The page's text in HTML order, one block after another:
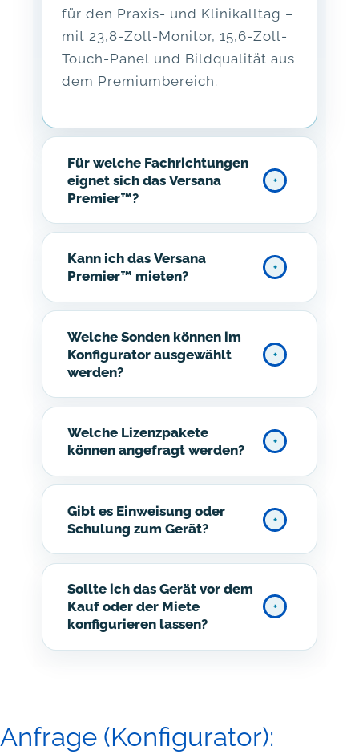
für den Praxis- und Klinikalltag –
mit 23,8-Zoll-Monitor, 15,6-Zoll-
Touch-Panel und Bildqualität aus
dem Premiumbereich.
Für welche Fachrichtungen
eignet sich das Versana
Premier™?
Kann ich das Versana
Premier™ mieten?
Welche Sonden können im
Konfigurator ausgewählt
werden?
Welche Lizenzpakete
können angefragt werden?
Gibt es Einweisung oder
Schulung zum Gerät?
Sollte ich das Gerät vor dem
Kauf oder der Miete
konfigurieren lassen?
Anfrage (Konfigurator):